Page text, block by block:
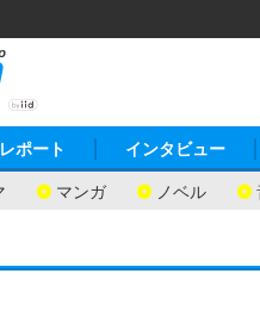
マンガ ノベル
ポート インタビュー